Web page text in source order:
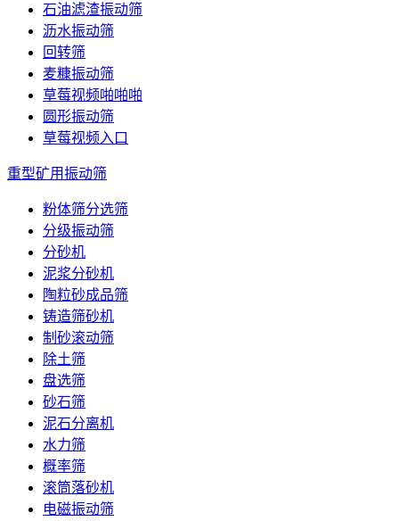
石油滤渣振动筛
沥水振动筛
回转筛
麦糠振动筛
草莓视频啪啪啪
圆形振动筛
草莓视频入口
重型矿用振动筛
粉体筛分选筛
分级振动筛
分砂机
泥浆分砂机
陶粒砂成品筛
铸造筛砂机
制砂滚动筛
除土筛
盘选筛
砂石筛
泥石分离机
水力筛
概率筛
滚筒落砂机
电磁振动筛